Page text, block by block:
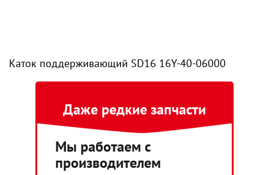
Каток поддерживающий SD16 16Y-40-06000
Даже редкие запчасти
Мы работаем с
производителем